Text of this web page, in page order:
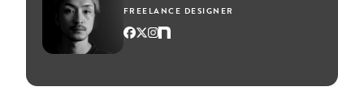
FREELANCE DESIGNER